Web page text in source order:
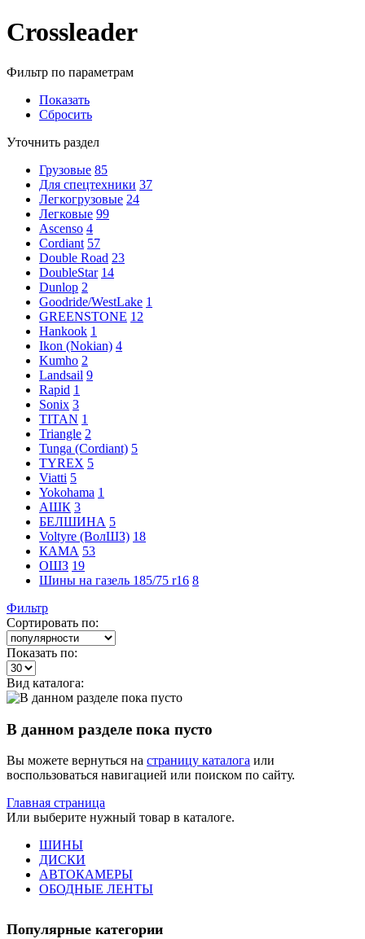
Crossleader
Фильтр по параметрам
Показать
Сбросить
Уточнить раздел
Грузовые 85
Для спецтехники 37
Легкогрузовые 24
Легковые 99
Ascenso 4
Cordiant 57
Double Road 23
DoubleStar 14
Dunlop 2
Goodride/WestLake 1
GREENSTONE 12
Hankook 1
Ikon (Nokian) 4
Kumho 2
Landsail 9
Rapid 1
Sonix 3
TITAN 1
Triangle 2
Tunga (Cordiant) 5
TYREX 5
Viatti 5
Yokohama 1
АШК 3
БЕЛШИНА 5
Voltyre (ВолШЗ) 18
КАМА 53
ОШЗ 19
Шины на газель 185/75 r16 8
Фильтр
Сортировать по:
Показать по:
Вид каталога:
В данном разделе пока пусто
Вы можете вернуться на страницу каталога или
воспользоваться навигацией или поиском по сайту.
Главная страница
Или выберите нужный товар в каталоге.
ШИНЫ
ДИСКИ
АВТОКАМЕРЫ
ОБОДНЫЕ ЛЕНТЫ
Популярные категории